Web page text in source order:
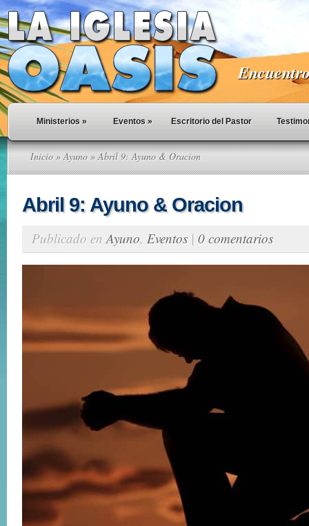
Ministerios » Eventos » Escritorio del Pastor
Inicio »Ayuno » Abril 9: Ayuno & Oracion
Abril 9: Ayuno & Oracion
Publicado enAyuno, Eventos | 0 comentarios